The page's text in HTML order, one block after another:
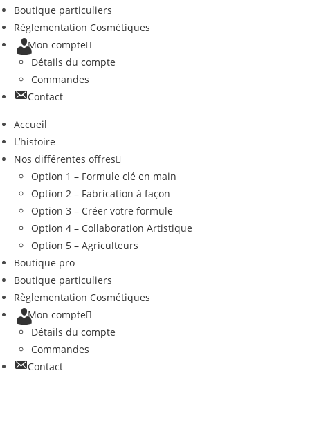
Boutique particuliers
Règlementation Cosmétiques
Mon compte
Détails du compte
Commandes
Contact
Accueil
L’histoire
Nos différentes offres
Option 1 – Formule clé en main
Option 2 – Fabrication à façon
Option 3 – Créer votre formule
Option 4 – Collaboration Artistique
Option 5 – Agriculteurs
Boutique pro
Boutique particuliers
Règlementation Cosmétiques
Mon compte
Détails du compte
Commandes
Contact